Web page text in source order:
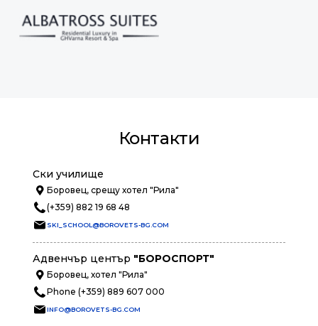
Контакти
Ски училище
Боровец, срещу хотел "Рила"
(+359) 882 19 68 48
SKI_SCHOOL@BOROVETS-BG.COM
Адвенчър център "БОРОСПОРТ"
Боровец, хотел "Рила"
Phone (+359) 889 607 000
INFO@BOROVETS-BG.COM